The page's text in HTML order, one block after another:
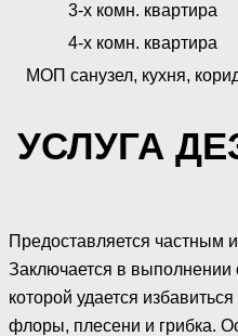
3-х комн. квартира
4-х комн. квартира
МОП санузел, кухня,
УСЛУГА
Предоставляется частным
Заключается в выполнении
которой удается
флоры, плесени и грибка.